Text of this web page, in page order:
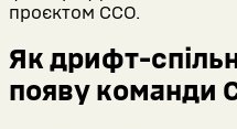
проєктом ССО.
Як дрифт-
появу команди